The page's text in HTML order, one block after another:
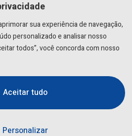
sua experiência de navegação,
personalizado e analisar nosso
todos”, você concorda com nosso
Personalizar
Aceitar tudo
- Cambuci São Paulo - SP .
9 9505-6392